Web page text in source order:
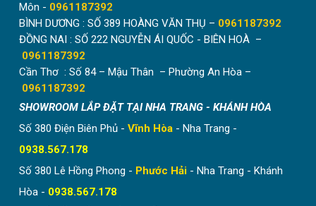
Môn - 0961187392
BÌNH DƯƠNG : SỐ 389 HOÀNG VĂN THỤ – 0961187392
ĐỒNG NAI : SỐ 222 NGUYỄN ÁI QUỐC - BIÊN HOÀ –
0961187392
Cần Thơ : Số 84 – Mậu Thân – Phường An Hòa –
0961187392
SHOWROOM LẮP ĐẶT TẠI NHA TRANG - KHÁNH HÒA
Số 380 Điện Biên Phủ - Vĩnh Hòa - Nha Trang -
0938.567.178
Số 380 Lê Hồng Phong - Phước Hải - Nha Trang - Khánh
Hòa - 0938.567.178